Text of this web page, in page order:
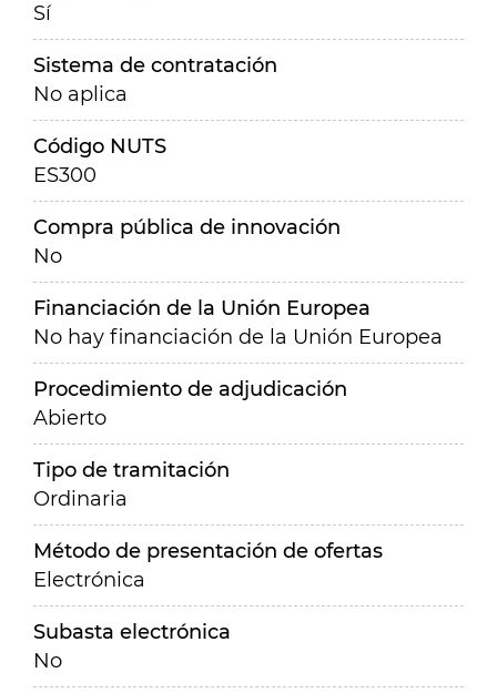
Sí
Sistema de contratación
No aplica
Código NUTS
ES300
Compra pública de innovación
No
Financiación de la Unión Europea
No hay financiación de la Unión Europea
Procedimiento de adjudicación
Abierto
Tipo de tramitación
Ordinaria
Método de presentación de ofertas
Electrónica
Subasta electrónica
No